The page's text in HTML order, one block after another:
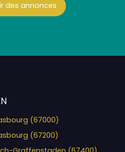
des annonces
(67000)
(67200)